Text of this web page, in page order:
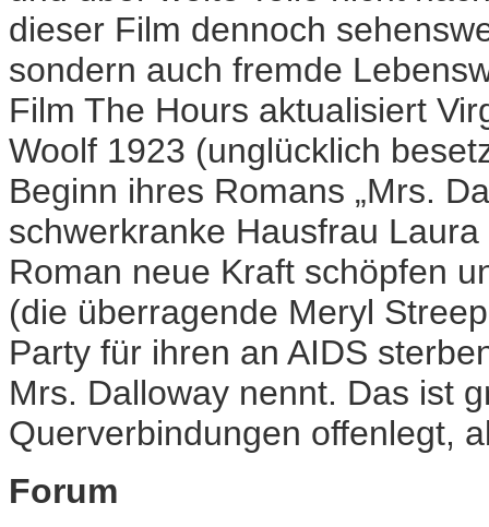
dieser Film dennoch
sondern auch fremde
Film The Hours aktualisiert
Woolf 1923 (unglücklich
Beginn ihres Romans „Mrs.
schwerkranke Hausfrau
Roman neue Kraft schöpfen
(die überragende Meryl
Party für ihren an AIDS
Mrs. Dalloway nennt. Das ist
Querverbindungen offenlegt,
Forum